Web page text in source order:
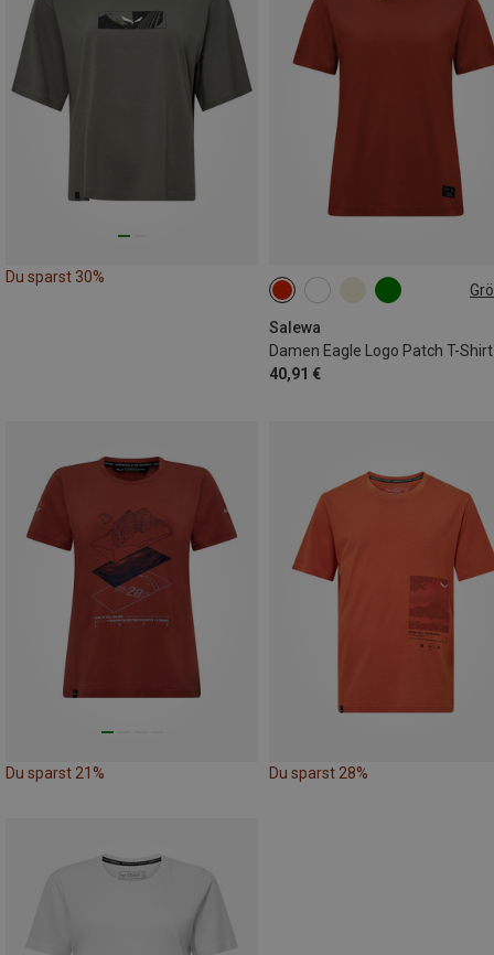
Du sparst 30%
Salewa
Damen Eagle Logo Patch T-Shirt
40,91 €
Du sparst 21% Du sparst 28%